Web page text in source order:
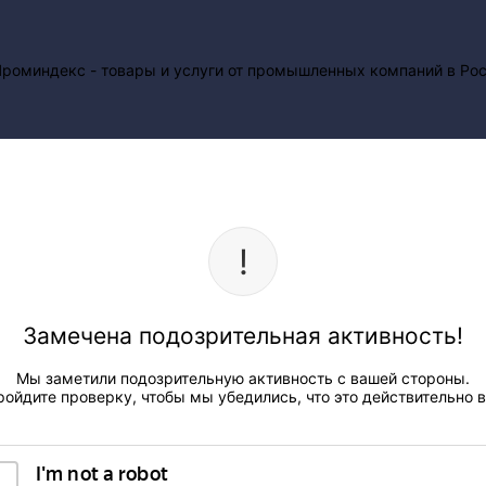
Замечена подозрительная активность!
Мы заметили подозрительную активность с вашей стороны.
проверку, чтобы мы убедились, что это действительно